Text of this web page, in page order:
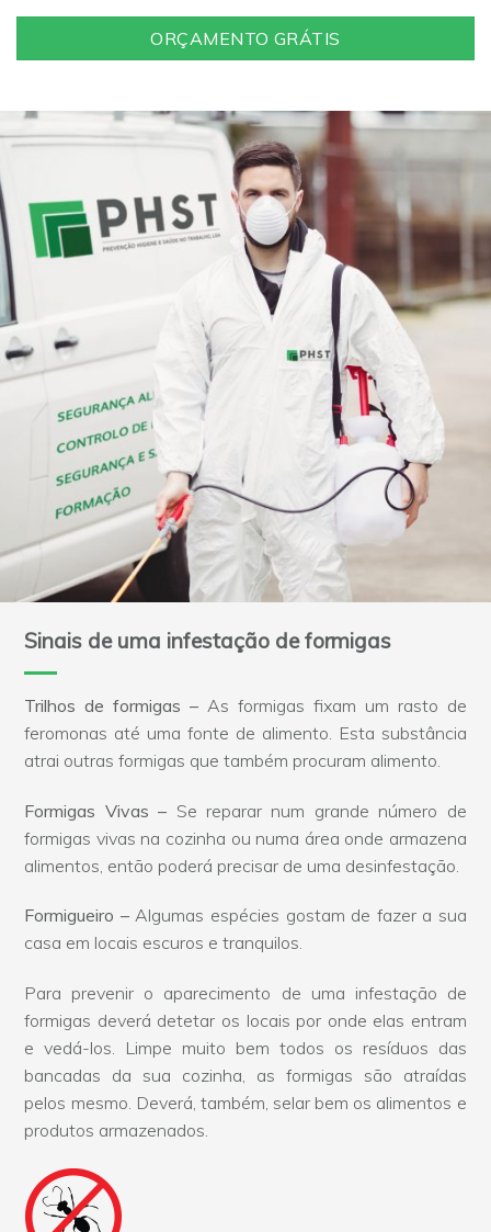
ORÇAMENTO GRÁTIS
Sinais de uma infestação de formigas
Trilhos de formigas – As formigas fixam um rasto de
feromonas até uma fonte de alimento. Esta substância
atrai outras formigas que também procuram alimento.
Formigas Vivas – Se reparar num grande número de
formigas vivas na cozinha ou numa área onde armazena
alimentos, então poderá precisar de uma desinfestação.
Formigueiro –Algumas espécies gostam de fazer a sua
casa em locais escuros e tranquilos.
Para prevenir o aparecimento de uma infestação de
formigas deverá detetar os locais por onde elas entram
e vedá-los. Limpe muito bem todos os resíduos das
bancadas da sua cozinha, as formigas são atraídas
pelos mesmo. Deverá, também, selar bem os alimentos e
produtos armazenados.